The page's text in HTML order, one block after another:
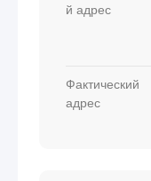
й адрес
Фактический
адрес